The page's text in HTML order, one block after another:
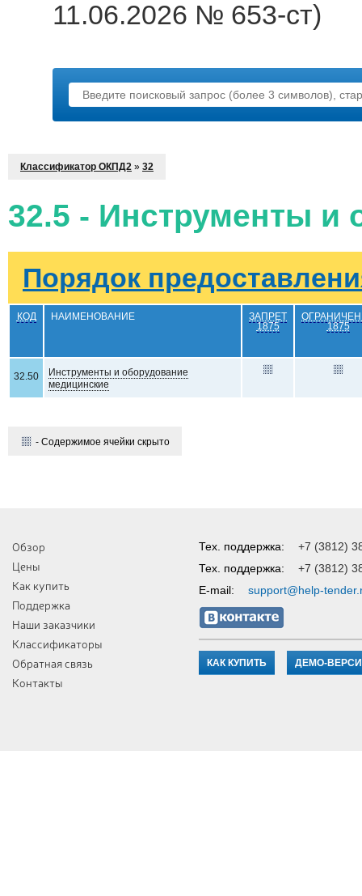
11.06.2026 № 653-ст)
Классификатор ОКПД2 » 32
32.5 - Инструменты и
Порядок
КОД НАИМЕНОВАНИЕ
ЗАПРЕТ
1875
1875
32.50
Инструменты и оборудование
медицинские
- Содержимое ячейки скрыто
Обзор
Цены
Как купить
Поддержка
Наши заказчики
Классификаторы
Обратная связь
Контакты
Тех. поддержка:
+7 (3812)
Тех. поддержка:
+7 (3812)
E-mail:
support@help-
КАК КУПИТЬ ДЕМО-